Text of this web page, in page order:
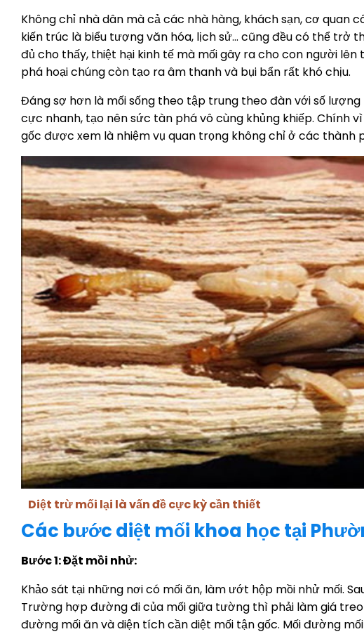
Không chỉ nhà dân mà cả các nhà hàng, khách sạn, cơ quan
kiến trúc là biểu tượng văn hóa, lịch sử… cũng đều có thể trở
đủ cho thấy, thiệt hại kinh tế mà mối gây ra cho con người
phá hoại chúng còn tạo ra âm thanh và bụi bẩn rất khó chịu.
Đáng sợ hơn là mối sống theo tập trung theo đàn với số
cực nhanh, tạo nên sức tàn phá vô cùng khủng khiếp. Chính
gốc được xem là nhiệm vụ quan trọng không chỉ ở các thành
Diệt trừ mối lại là vấn đề cực kỳ cần thiết
Các bước diệt mối khoa học tại
Bước 1: Đặt mồi nhử:
Khảo sát tại những nơi có mối ăn, làm ướt hộp mồi nhử mối.
Trường hợp đường đi của mối giữa tường thì phải làm giá
đường mối ăn và diện tích cần diệt mối tận gốc. Mối đường